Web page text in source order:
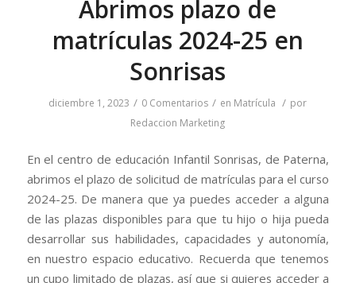
Abrimos plazo de
matrículas 2024-25 en
Sonrisas
diciembre 1, 2023 / 0 Comentarios / en Matrícula / por
Redaccion Marketing
En el centro de educación Infantil Sonrisas, de Paterna,
abrimos el plazo de solicitud de matrículas para el curso
2024-25. De manera que ya puedes acceder a alguna
de las plazas disponibles para que tu hijo o hija pueda
desarrollar sus habilidades, capacidades y autonomía,
en nuestro espacio educativo. Recuerda que tenemos
un cupo limitado de plazas, así que si quieres acceder a